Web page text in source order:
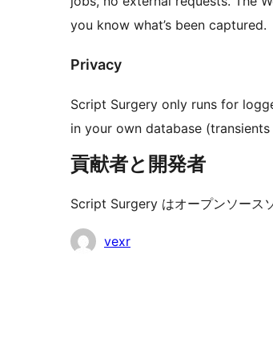
you know what’s been captured.
Privacy
Script Surgery only runs for
in your own database
貢献者と開発者
Script Surgery はオープンソース
貢
vexr